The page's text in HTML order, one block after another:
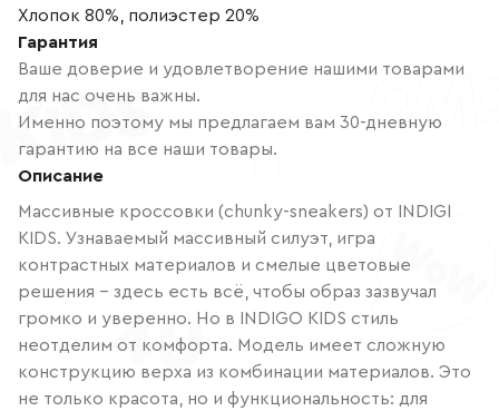
Хлопок 80%, полиэстер 20%
Гарантия
Ваше доверие и удовлетворение нашими товарами
для нас очень важны.
Именно поэтому мы предлагаем вам 30-дневную
гарантию на все наши товары.
Описание
Массивные кроссовки (chunky-sneakers) от INDIGI
KIDS. Узнаваемый массивный силуэт, игра
контрастных материалов и смелые цветовые
решения - здесь есть всё, чтобы образ зазвучал
громко и уверенно. Но в INDIGO KIDS стиль
неотделим от комфорта. Модель имеет сложную
конструкцию верха из комбинации материалов. Это
не только красота, но и функциональность: для